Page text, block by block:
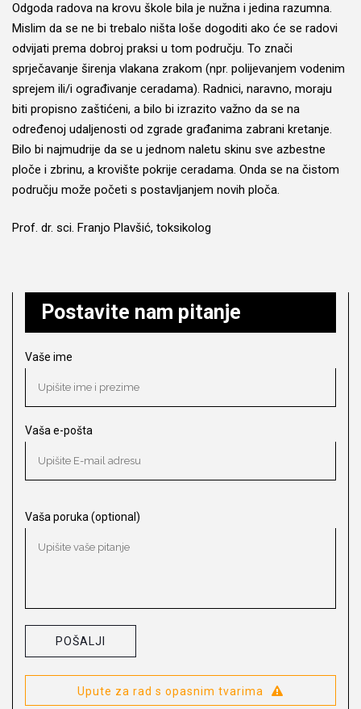
Odgoda radova na krovu škole bila je nužna i jedina razumna.
Mislim da se ne bi trebalo ništa loše dogoditi ako će se radovi
odvijati prema dobroj praksi u tom području. To znači
sprječavanje širenja vlakana zrakom (npr. polijevanjem vodenim
sprejem ili/i ograđivanje ceradama). Radnici, naravno, moraju
biti propisno zaštićeni, a bilo bi izrazito važno da se na
određenoj udaljenosti od zgrade građanima zabrani kretanje.
Bilo bi najmudrije da se u jednom naletu skinu sve azbestne
ploče i zbrinu, a krovište pokrije ceradama. Onda se na čistom
području može početi s postavljanjem novih ploča.
Prof. dr. sci. Franjo Plavšić, toksikolog
Postavite nam pitanje
Vaše ime
Vaša e-pošta
Vaša poruka (optional)
Upute za rad s opasnim tvarima